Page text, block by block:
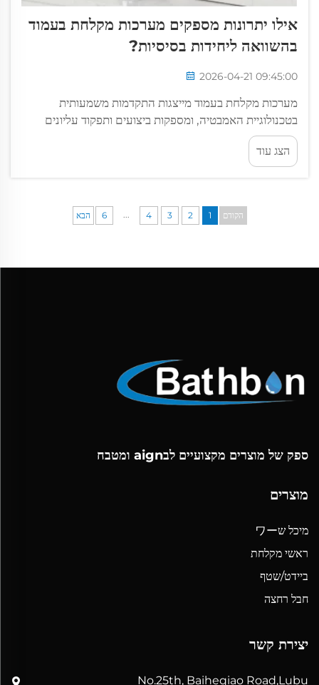
אילו יתרונות מספקים מערכות מקלחת בעמוד
בהשוואה ליחידות בסיסיות?
2026-04-21 09:45:00
מערכות מקלחת בעמוד מייצגות התקדמות משמעותית
בטכנולוגיית האמבטיה, ומספקות ביצועים ותפקוד עליונים
בהשוואה ליחידות מקלחת בסיסיות מסורתיות. פתרונות
המקלחת האנכיות המורכבות הללו מאחדות מספר רכיבים...
הצג עוד
הקודם 1
2
3
4
6 הבא
ספק של מוצרים מקצועיים לבaign ומטבח
מוצרים
מיכל שワー
ראשי מקלחת
ביידט/שטף
חבל רחצה
יצירת קשר
No.25th, Baiheqiao Road,Lubu